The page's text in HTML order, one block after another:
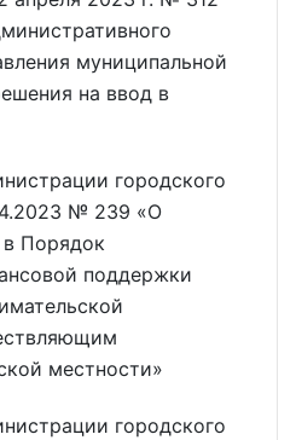
муниципальной
на ввод в
городского
№ 239 «О
в Порядок
поддержки
местности»
городского